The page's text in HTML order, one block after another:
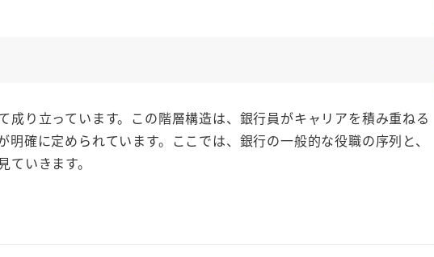
り立っています。この階層構造は、銀行員がキャリアを積み重ねる
確に定められています。ここでは、銀行の一般的な役職の序列と、
いきます。